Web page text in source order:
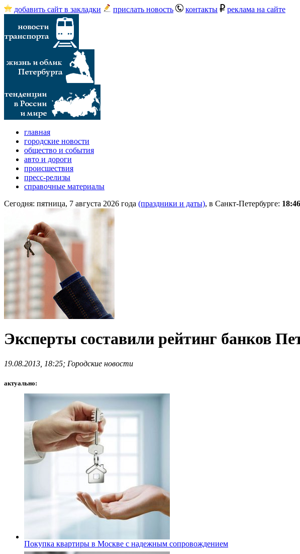
добавить сайт в закладки прислать новость контакты реклама на сайте
главная
городские новости
общество и события
авто и дороги
происшествия
пресс-релизы
справочные материалы
Сегодня: пятница, 7 августа 2026 года (праздники и даты), в Санкт-Петербурге: 18:46
Эксперты составили рейтинг банков
19.08.2013, 18:25; Городские новости
актуально:
Покупка квартиры в Москве с надежным сопровождением